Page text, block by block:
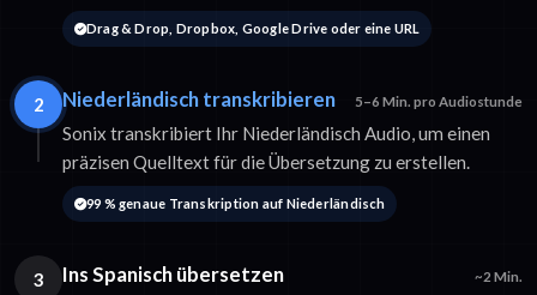
Drag & Drop, Dropbox, Google Drive oder eine URL
2 Niederländisch transkribieren 5–6 Min. pro Audiostunde
Sonix transkribiert Ihr Niederländisch Audio, um einen
präzisen Quelltext für die Übersetzung zu erstellen.
99 % genaue Transkription auf Niederländisch
3 Ins Spanisch übersetzen ~2 Min.